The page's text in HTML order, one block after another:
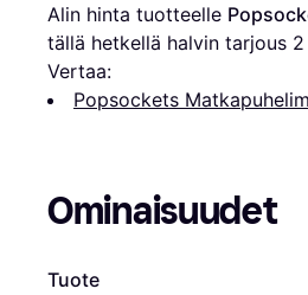
Alin hinta tuotteelle
tällä hetkellä halvin tarjous 2
Vertaa:
Popsockets
Ominaisuudet
Tuote